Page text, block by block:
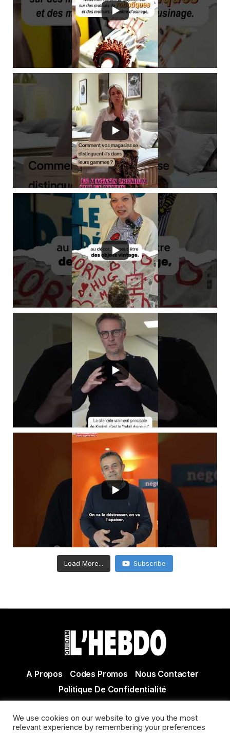
Load More... Subscribe
A Propos Codes Promos
Nous Contacter
Politique De Confidentialité
Actualité Agen - Actualité en lot et Garonne - Actualité
We use cookies on our website to give you the most
relevant experience by remembering your preferences